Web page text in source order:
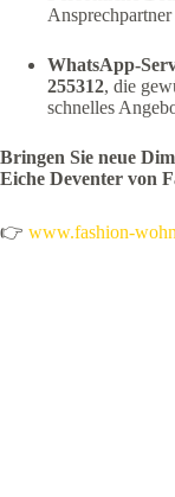
WhatsApp-
255312, die
schnelles
Bringen Sie neue
Eiche Deventer von
👉 www.fashion-